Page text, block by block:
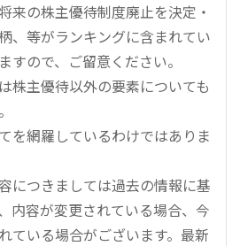
来の株主優待制度廃止を決定・
、等がランキングに含まれてい
すので、ご留意ください。
株主優待以外の要素についても
を網羅しているわけではありま
につきましては過去の情報に基
内容が変更されている場合、今
ている場合がございます。最新